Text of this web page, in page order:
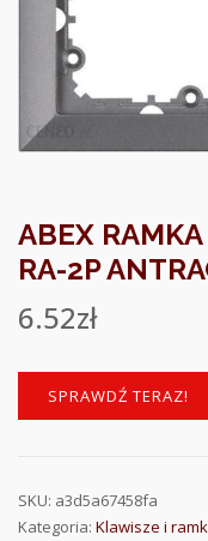
ABEX
RA-2P
6.52zł
SPRAWDŹ TERAZ!
SKU: a3d5a67458fa
Kategoria: Klawisze i